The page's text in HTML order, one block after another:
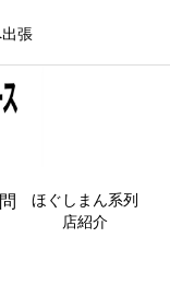
張
ほぐしまん系列
店紹介